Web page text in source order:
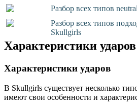
Разбор всех типов
Разбор всех типов
Skullgirls
Характеристики ударов
Характеристики ударов
В Skullgirls существует несколько
имеют свои особенности и